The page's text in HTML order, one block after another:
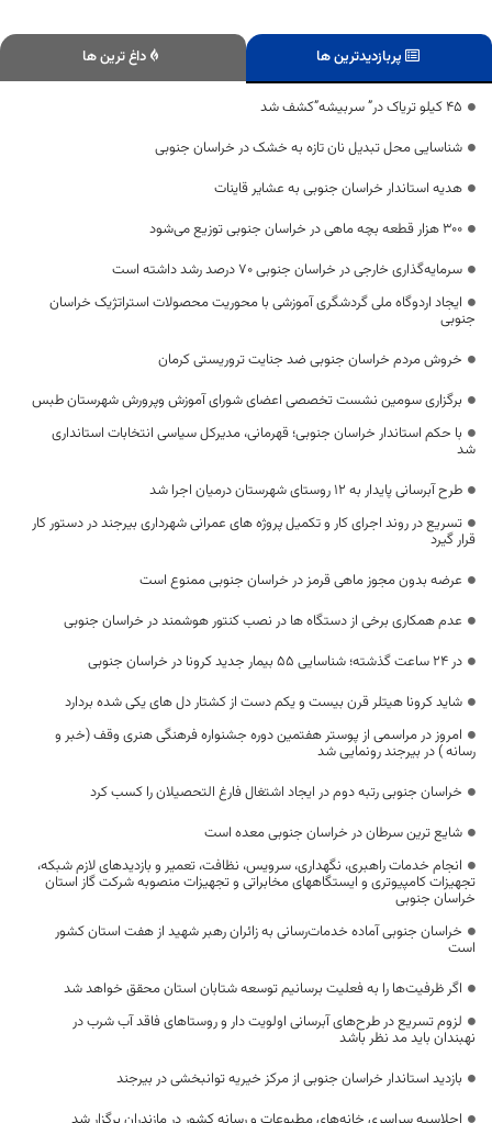
پربازدیدترین ها داغ ترین ها
45 کيلو تریاک در” سربیشه”کشف شد
شناسایی محل تبدیل نان تازه به خشک در خراسان جنوبی
هدیه استاندار خراسان جنوبی به عشایر قاینات
۳۰۰ هزار قطعه بچه ماهی در خراسان جنوبی توزیع ‌می‌شود
سرمایه‌گذاری خارجی در خراسان جنوبی ۷۰ درصد رشد داشته است
ایجاد اردوگاه ملی گردشگری آموزشی با محوریت محصولات استراتژیک خراسان
جنوبی
خروش مردم خراسان جنوبی ضد جنایت تروریستی کرمان
برگزاری سومین نشست تخصصی اعضای شورای آموزش وپرورش شهرستان طبس
با حکم استاندار خراسان جنوبی؛ قهرمانی، مدیرکل سیاسی انتخابات استانداری
شد
طرح آبرسانی پایدار به ۱۲ روستای شهرستان درمیان اجرا شد
تسریع در روند اجرای کار و تکمیل پروژه های عمرانی شهرداری بیرجند در دستور کار
قرار گیرد
عرضه بدون مجوز ماهی قرمز در خراسان جنوبی ممنوع است
عدم همکاری برخی از دستگاه ها در نصب کنتور هوشمند در خراسان جنوبی
در 24 ساعت گذشته؛ شناسایی 55 بیمار جدید کرونا در خراسان جنوبی
شاید کرونا هیتلر قرن بیست و یکم دست از کشتار دل های یکی شده بردارد
امروز در مراسمی از پوستر هفتمین دوره جشنواره فرهنگی هنری وقف (خبر و
رسانه ) در بیرجند رونمایی شد
خراسان جنوبی رتبه دوم در ایجاد اشتغال فارغ التحصیلان را کسب کرد
شایع ترین سرطان در خراسان جنوبی معده است
انجام خدمات راهبری، نگهداری، سرویس، نظافت، تعمیر و بازدیدهای لازم شبکه،
تجهیزات کامپیوتری و ایستگاههای مخابراتی و تجهیزات منصوبه شركت گاز استان
خراسان جنوبی
خراسان جنوبی آماده خدمات‌رسانی به زائران رهبر شهید از هفت استان کشور
است
اگر ظرفیت‌ها را به فعلیت برسانیم توسعه شتابان استان محقق خواهد شد
لزوم تسریع در طرح‌های آبرسانی اولویت دار و روستاهای فاقد آب شرب در
نهبندان باید مد نظر باشد
بازدید استاندار خراسان جنوبی از مرکز خیریه توانبخشی در بیرجند